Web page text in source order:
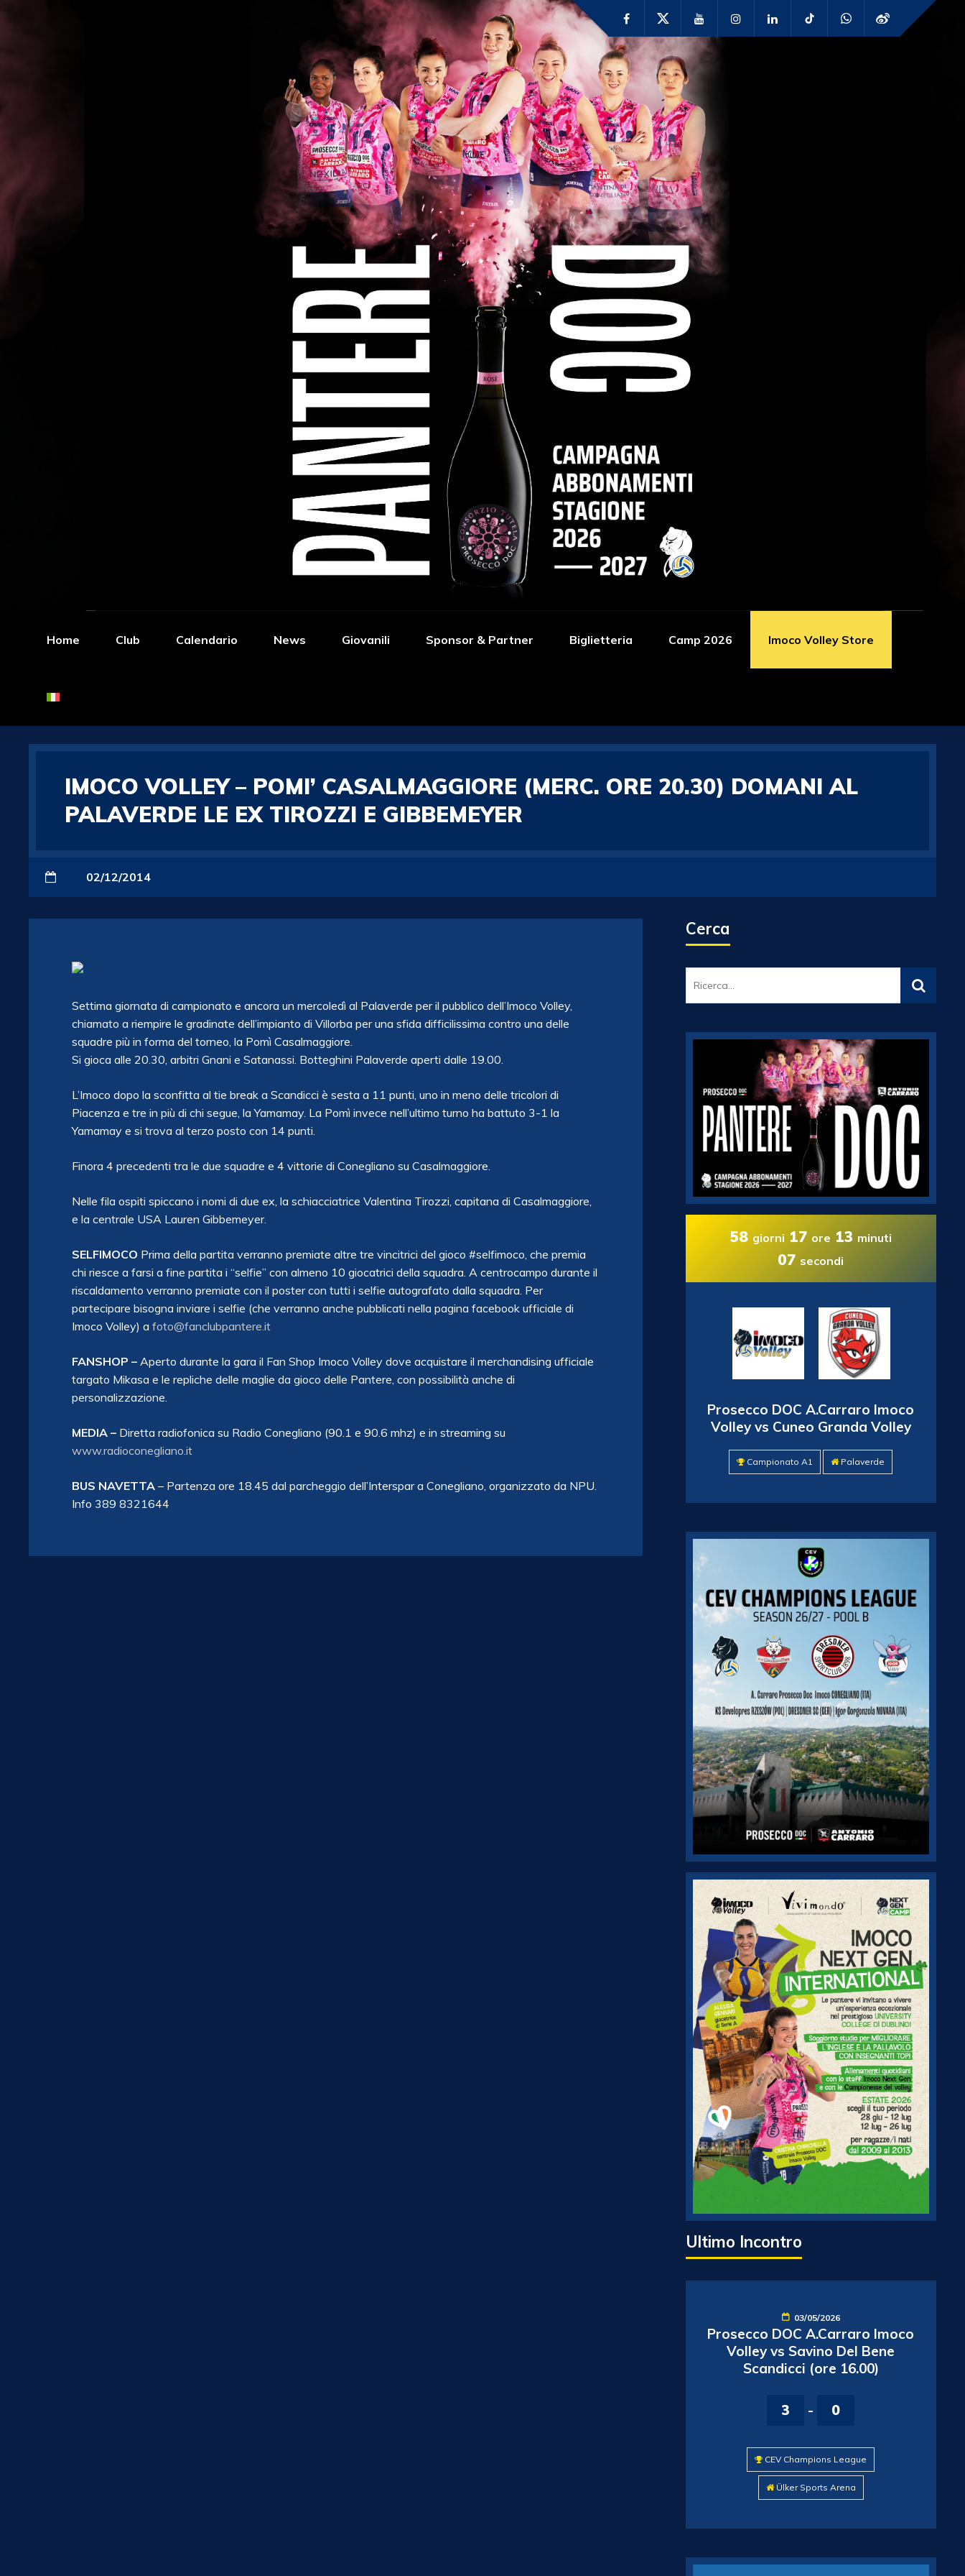
Home Club Calendario News Giovanili Sponsor & Partner Biglietteria Camp 2026 Imoco Volley Store
IMOCO VOLLEY – POMI’ CASALMAGGIORE (MERC. ORE 20.30) DOMANI AL
PALAVERDE LE EX TIROZZI E GIBBEMEYER
02/12/2014
Settima giornata di campionato e ancora un mercoledì al Palaverde per il pubblico dell’Imoco Volley,
chiamato a riempire le gradinate dell’impianto di Villorba per una sfida difficilissima contro una delle
squadre più in forma del torneo, la Pomì Casalmaggiore.
Si gioca alle 20.30, arbitri Gnani e Satanassi. Botteghini Palaverde aperti dalle 19.00.
L’Imoco dopo la sconfitta al tie break a Scandicci è sesta a 11 punti, uno in meno delle tricolori di
Piacenza e tre in più di chi segue, la Yamamay. La Pomì invece nell’ultimo turno ha battuto 3-1 la
Yamamay e si trova al terzo posto con 14 punti.
Finora 4 precedenti tra le due squadre e 4 vittorie di Conegliano su Casalmaggiore.
Nelle fila ospiti spiccano i nomi di due ex, la schiacciatrice Valentina Tirozzi, capitana di Casalmaggiore,
e la centrale USA Lauren Gibbemeyer.
SELFIMOCO Prima della partita verranno premiate altre tre vincitrici del gioco #selfimoco, che premia
chi riesce a farsi a fine partita i “selfie” con almeno 10 giocatrici della squadra. A centrocampo durante il
riscaldamento verranno premiate con il poster con tutti i selfie autografato dalla squadra. Per
partecipare bisogna inviare i selfie (che verranno anche pubblicati nella pagina facebook ufficiale di
Imoco Volley) a foto@fanclubpantere.it
FANSHOP – Aperto durante la gara il Fan Shop Imoco Volley dove acquistare il merchandising ufficiale
targato Mikasa e le repliche delle maglie da gioco delle Pantere, con possibilità anche di
personalizzazione.
MEDIA – Diretta radiofonica su Radio Conegliano (90.1 e 90.6 mhz) e in streaming su
www.radioconegliano.it
BUS NAVETTA – Partenza ore 18.45 dal parcheggio dell’Interspar a Conegliano, organizzato da NPU.
Info 389 8321644
Cerca
58 giorni 17 ore 13 minuti
06 secondi
Prosecco DOC A.Carraro Imoco
Volley vs Cuneo Granda Volley
Campionato A1 Palaverde
Ultimo Incontro
03/05/2026
Prosecco DOC A.Carraro Imoco
Volley vs Savino Del Bene
Scandicci (ore 16.00)
3 - 0
CEV Champions League
Ülker Sports Arena